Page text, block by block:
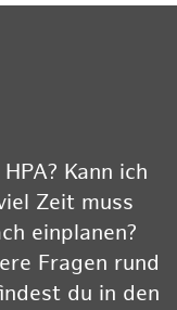
Kann ich
Zeit muss
einplanen?
Fragen rund
du in den